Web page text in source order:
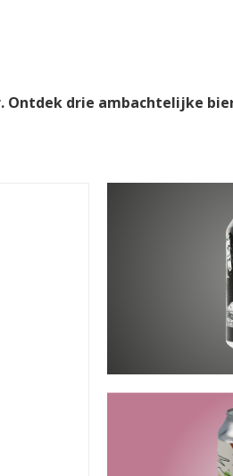
Ontdek drie ambachtelijke